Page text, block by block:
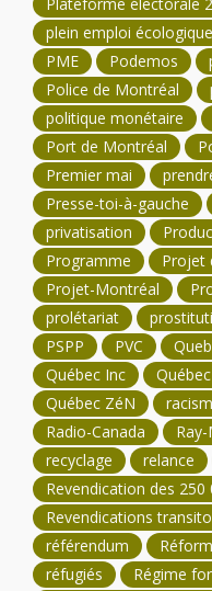
plein emploi écologique
PME
Podemos
Police de Montréal
politique monétaire
Port de Montréal
Premier mai
Presse-toi-à-gauche
privatisation
Programme
Projet
Projet-Montréal
prolétariat
PSPP
PVC
Québec Inc
Québec ZéN
Radio-Canada
recyclage
relance
Revendication des 250
Revendications
référendum
réfugiés
Régime